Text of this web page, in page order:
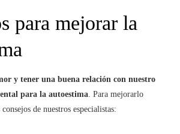
para mejorar la
y tener una buena relación con nuestro
para la autoestima. Para mejorarlo
de nuestros especialistas: